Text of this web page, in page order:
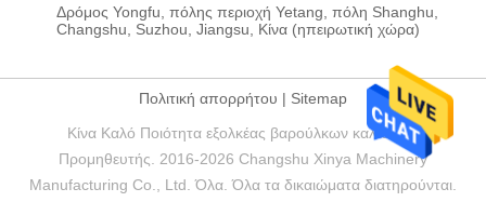
Δρόμος Yongfu, πόλης περιοχή Yetang, πόλη Shanghu,
Changshu, Suzhou, Jiangsu, Κίνα (ηπειρωτική χώρα)
Πολιτική απορρήτου | Sitemap
Κίνα Καλό Ποιότητα εξολκέας βαρούλκων καλωδίων
Προμηθευτής. 2016-2026 Changshu Xinya Machinery
Manufacturing Co., Ltd. Όλα. Όλα τα δικαιώματα διατηρούνται.